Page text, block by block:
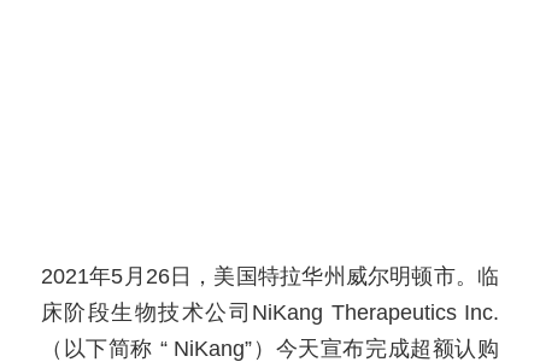
2021年5月26日，美国特拉华州威尔明顿市。临
床阶段生物技术公司NiKang Therapeutics Inc.
（以下简称 “ NiKang”）今天宣布完成超额认购